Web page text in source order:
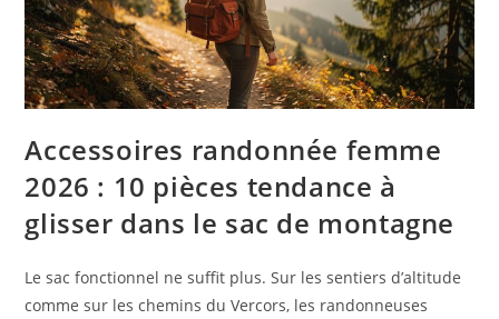
Accessoires randonnée femme
2026 : 10 pièces tendance à
glisser dans le sac de montagne
Le sac fonctionnel ne suffit plus. Sur les sentiers d’altitude
comme sur les chemins du Vercors, les randonneuses